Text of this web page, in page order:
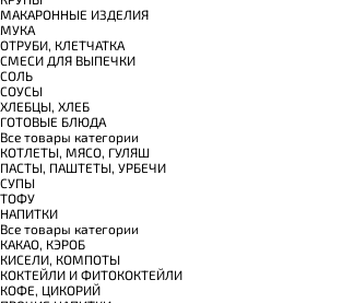
МАКАРОННЫЕ ИЗДЕЛИЯ
МУКА
ОТРУБИ, КЛЕТЧАТКА
СМЕСИ ДЛЯ ВЫПЕЧКИ
СОЛЬ
СОУСЫ
ХЛЕБЦЫ, ХЛЕБ
ГОТОВЫЕ БЛЮДА
Все товары категории
КОТЛЕТЫ, МЯСО, ГУЛЯШ
ПАСТЫ, ПАШТЕТЫ, УРБЕЧИ
СУПЫ
ТОФУ
НАПИТКИ
Все товары категории
КАКАО, КЭРОБ
КИСЕЛИ, КОМПОТЫ
КОКТЕЙЛИ И ФИТОКОКТЕЙЛИ
КОФЕ, ЦИКОРИЙ